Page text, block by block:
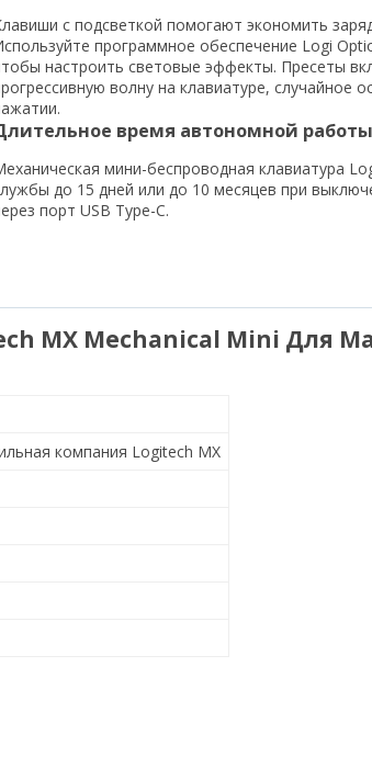
с подсветкой помогают экономить
программное обеспечение Logi
настроить световые эффекты. Пресеты
волну на клавиатуре,
время автономной работы
мини-беспроводная клавиатура
до 15 дней или до 10 месяцев при
порт USB Type-C.
MX Mechanical Mini Для
компания Logitech MX